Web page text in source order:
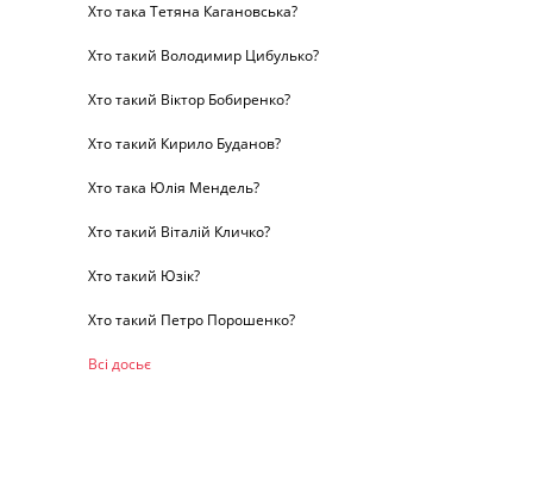
Хто така Тетяна Кагановська?
Хто такий Володимир Цибулько?
Хто такий Віктор Бобиренко?
Хто такий Кирило Буданов?
Хто така Юлія Мендель?
Хто такий Віталій Кличко?
Хто такий Юзік?
Хто такий Петро Порошенко?
Всі досьє